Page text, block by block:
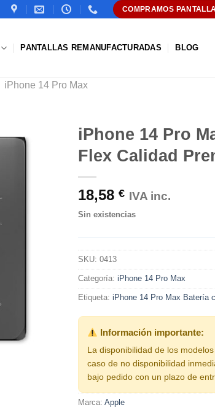
COMPRAMOS
PANTALLAS REMANUFACTURADAS BLOG
iPhone 14 Pro Max
iPhone 14 Pro
Flex Calidad
18,58 € IVA inc.
Sin existencias
SKU: 0413
Categoría: iPhone 14 Pro Max
Etiqueta: iPhone 14 Pro Max Batería
Información importante:
La disponibilidad de los
caso de no disponibilidad
bajo pedido con un plazo de
Marca: Apple